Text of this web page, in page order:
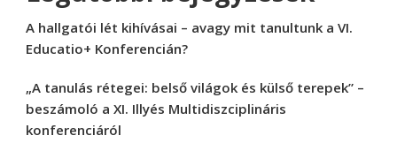
A hallgatói lét kihívásai – avagy mit tanultunk a VI.
Educatio+ Konferencián?
„A tanulás rétegei: belső világok és külső terepek” –
beszámoló a XI. Illyés Multidiszciplináris
konferenciáról